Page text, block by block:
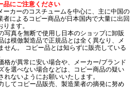
品にご注意ください
ーカーのコスチュームを中心に、主に中国の
者によるコピー商品が日本国内で大量に出回
ります。
写真を無断で使用し日本のショップに卸販
は模倣製造品で正規品とは全く異なり、メ
せん。 コピー品とは知らずに販売している
格が異常に安い場合や、メーカー/ブランド
を選べない場合などは、コピー商品の疑い
ないようにお願いいたします。
してコピー品販売、製造業者の摘発に努め